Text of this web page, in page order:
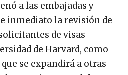
a las embajadas y
inmediato la revisión de
de visas
de Harvard, como
se expandirá a otras